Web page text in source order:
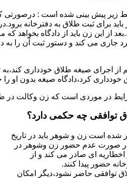
زیر پیش بینی شده است : درصورتی
برای ثبت طلاق به دفترخانه
از این زن باید از دادگاه بخواهد
جاری می کند و دستور ثبت آن را
اجرای صیغه طلاق خودداری
کرد،دادگاه صیغه بدون او
شرایط در موردی است که زن وکالت در
توافقی چه حکمی دارد؟
است زن و شوهر باید در تاریخ
صورت عدم حضور زن وشوهر در
ای صادر می کند و از
حضور پیدا کنند.
توافقی حاضر نشود،دیگر امکان